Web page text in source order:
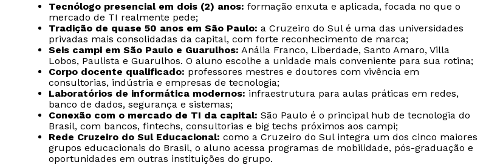
Tecnólogo presencial em dois (2) anos: formação enxuta e aplicada, focada no que o
mercado de TI realmente pede;
Tradição de quase 50 anos em São Paulo: a Cruzeiro do Sul é uma das universidades
privadas mais consolidadas da capital, com forte reconhecimento de marca;
Seis campi em São Paulo e Guarulhos: Anália Franco, Liberdade, Santo Amaro, Villa
Lobos, Paulista e Guarulhos. O aluno escolhe a unidade mais conveniente para sua rotina;
Corpo docente qualificado: professores mestres e doutores com vivência em
consultorias, indústria e empresas de tecnologia;
Laboratórios de informática modernos: infraestrutura para aulas práticas em redes,
banco de dados, segurança e sistemas;
Conexão com o mercado de TI da capital: São Paulo é o principal hub de tecnologia do
Brasil, com bancos, fintechs, consultorias e big techs próximos aos campi;
Rede Cruzeiro do Sul Educacional: como a Cruzeiro do Sul integra um dos cinco maiores
grupos educacionais do Brasil, o aluno acessa programas de mobilidade, pós-graduação e
oportunidades em outras instituições do grupo.
Estou de acordo com a Política de Privacidade.
autorizo que meus dados sejam utilizados para o
envio de conteúdos da Cruzeiro do Sul.
Estou de acordo com a Política de Privacidade.
autorizo que meus dados sejam utilizados para o
envio de conteúdos da Cruzeiro do Sul.